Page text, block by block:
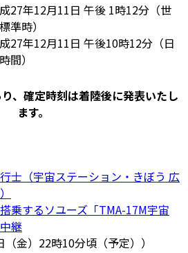
27年12月11日 午後 1時12分（世
準時）
27年12月11日 午後10時12分（日
間）
、確定時刻は着陸後に発表いたし
ます。
士（宇宙ステーション・きぼう 広
乗するソユーズ「TMA-17M宇宙
継
（金）22時10分頃（予定））